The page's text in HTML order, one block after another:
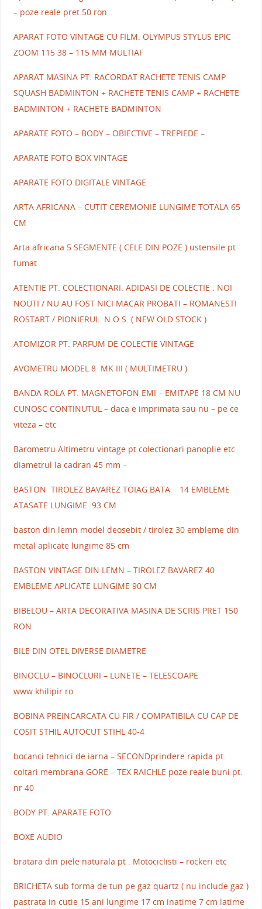
– poze reale pret 50 ron
APARAT FOTO VINTAGE CU FILM. OLYMPUS STYLUS EPIC
ZOOM 115 38 – 115 MM MULTIAF
APARAT MASINA PT. RACORDAT RACHETE TENIS CAMP
SQUASH BADMINTON + RACHETE TENIS CAMP + RACHETE
BADMINTON + RACHETE BADMINTON
APARATE FOTO – BODY – OBIECTIVE – TREPIEDE –
APARATE FOTO BOX VINTAGE
APARATE FOTO DIGITALE VINTAGE
ARTA AFRICANA – CUTIT CEREMONIE LUNGIME TOTALA 65
CM
Arta africana 5 SEGMENTE ( CELE DIN POZE ) ustensile pt
fumat
ATENTIE PT. COLECTIONARI. ADIDASI DE COLECTIE . NOI
NOUTI / NU AU FOST NICI MACAR PROBATI – ROMANESTI
ROSTART / PIONIERUL. N.O.S. ( NEW OLD STOCK )
ATOMIZOR PT. PARFUM DE COLECTIE VINTAGE
AVOMETRU MODEL 8 MK III ( MULTIMETRU )
BANDA ROLA PT. MAGNETOFON EMI – EMITAPE 18 CM NU
CUNOSC CONTINUTUL – daca e imprimata sau nu – pe ce
viteza – etc
Barometru Altimetru vintage pt colectionari panoplie etc
diametrul la cadran 45 mm –
BASTON TIROLEZ BAVAREZ TOIAG BATA 14 EMBLEME
ATASATE LUNGIME 93 CM
baston din lemn model deosebit / tirolez 30 embleme din
metal aplicate lungime 85 cm
BASTON VINTAGE DIN LEMN – TIROLEZ BAVAREZ 40
EMBLEME APLICATE LUNGIME 90 CM
BIBELOU – ARTA DECORATIVA MASINA DE SCRIS PRET 150
RON
BILE DIN OTEL DIVERSE DIAMETRE
BINOCLU – BINOCLURI – LUNETE – TELESCOAPE
www.khilipir.ro
BOBINA PREINCARCATA CU FIR / COMPATIBILA CU CAP DE
COSIT STHIL AUTOCUT STIHL 40-4
bocanci tehnici de iarna – SECONDprindere rapida pt.
coltari membrana GORE – TEX RAICHLE poze reale buni pt.
nr 40
BODY PT. APARATE FOTO
BOXE AUDIO
bratara din piele naturala pt . Motociclisti – rockeri etc
BRICHETA sub forma de tun pe gaz quartz ( nu include gaz )
pastrata in cutie 15 ani lungime 17 cm inatime 7 cm latime